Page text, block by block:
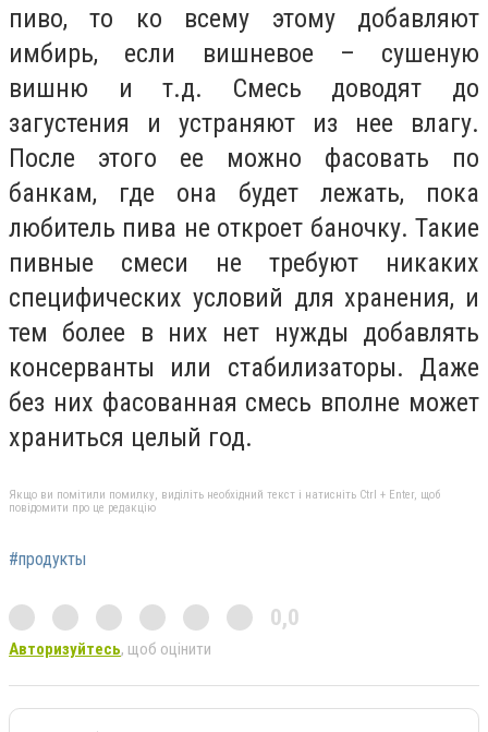
пиво, то ко всему этому добавляют
имбирь, если вишневое – сушеную
вишню и т.д. Смесь доводят до
загустения и устраняют из нее влагу.
После этого ее можно фасовать по
банкам, где она будет лежать, пока
любитель пива не откроет баночку. Такие
пивные смеси не требуют никаких
специфических условий для хранения, и
тем более в них нет нужды добавлять
консерванты или стабилизаторы. Даже
без них фасованная смесь вполне может
храниться целый год.
Якщо ви помітили помилку, виділіть необхідний текст і натисніть Ctrl + Enter, щоб
повідомити про це редакцію
#продукты
0,0
Авторизуйтесь, щоб оцінити